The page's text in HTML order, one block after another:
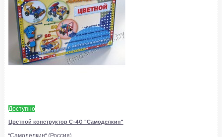
Доступно
Цветной конструктор С-40 "Самоделкин"
"Самоделкин" (Россия)